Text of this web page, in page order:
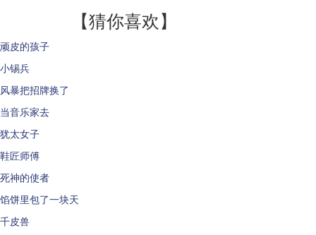
【猜你喜欢】
顽皮的孩子
小锡兵
风暴把招牌换了
当音乐家去
犹太女子
鞋匠师傅
死神的使者
馅饼里包了一块天
千皮兽